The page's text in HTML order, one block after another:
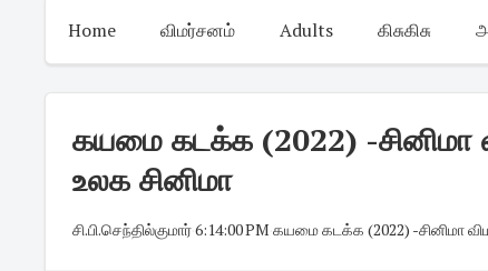
Home விமர்சனம் Adults கிசுகிசு
கயமை கடக்க (2022) -
உலக சினிமா
சி.பி.செந்தில்குமார்·6:14:00 PM ·கயமை கடக்க (2022) -சினிமா